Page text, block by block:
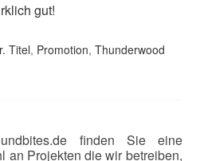
gut!
Titel, Promotion,Thunderwood
finden Sie eine
an Projekten die wir betreiben,